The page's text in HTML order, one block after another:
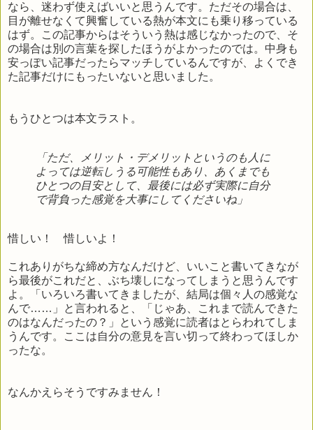
なら、迷わず使えばいいと思うんです。ただその場合は、
目が離せなくて興奮している熱が本文にも乗り移っている
はず。この記事からはそういう熱は感じなかったので、そ
の場合は別の言葉を探したほうがよかったのでは。中身も
安っぽい記事だったらマッチしているんですが、よくでき
た記事だけにもったいないと思いました。
もうひとつは本文ラスト。
「ただ、メリット・デメリットというのも人に
よっては逆転しうる可能性もあり、あくまでも
ひとつの目安として、最後には必ず実際に自分
で背負った感覚を大事にしてくださいね」
惜しい！ 惜しいよ！
これありがちな締め方なんだけど、いいこと書いてきなが
ら最後がこれだと、ぶち壊しになってしまうと思うんです
よ。「いろいろ書いてきましたが、結局は個々人の感覚な
んで……」と言われると、「じゃあ、これまで読んできた
のはなんだったの？」という感覚に読者はとらわれてしま
うんです。ここは自分の意見を言い切って終わってほしか
ったな。
なんかえらそうですみません！